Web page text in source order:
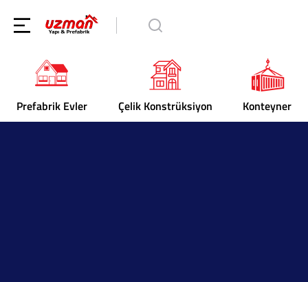
Prefabrik Evler Çelik Konstrüksiyon Konteyner